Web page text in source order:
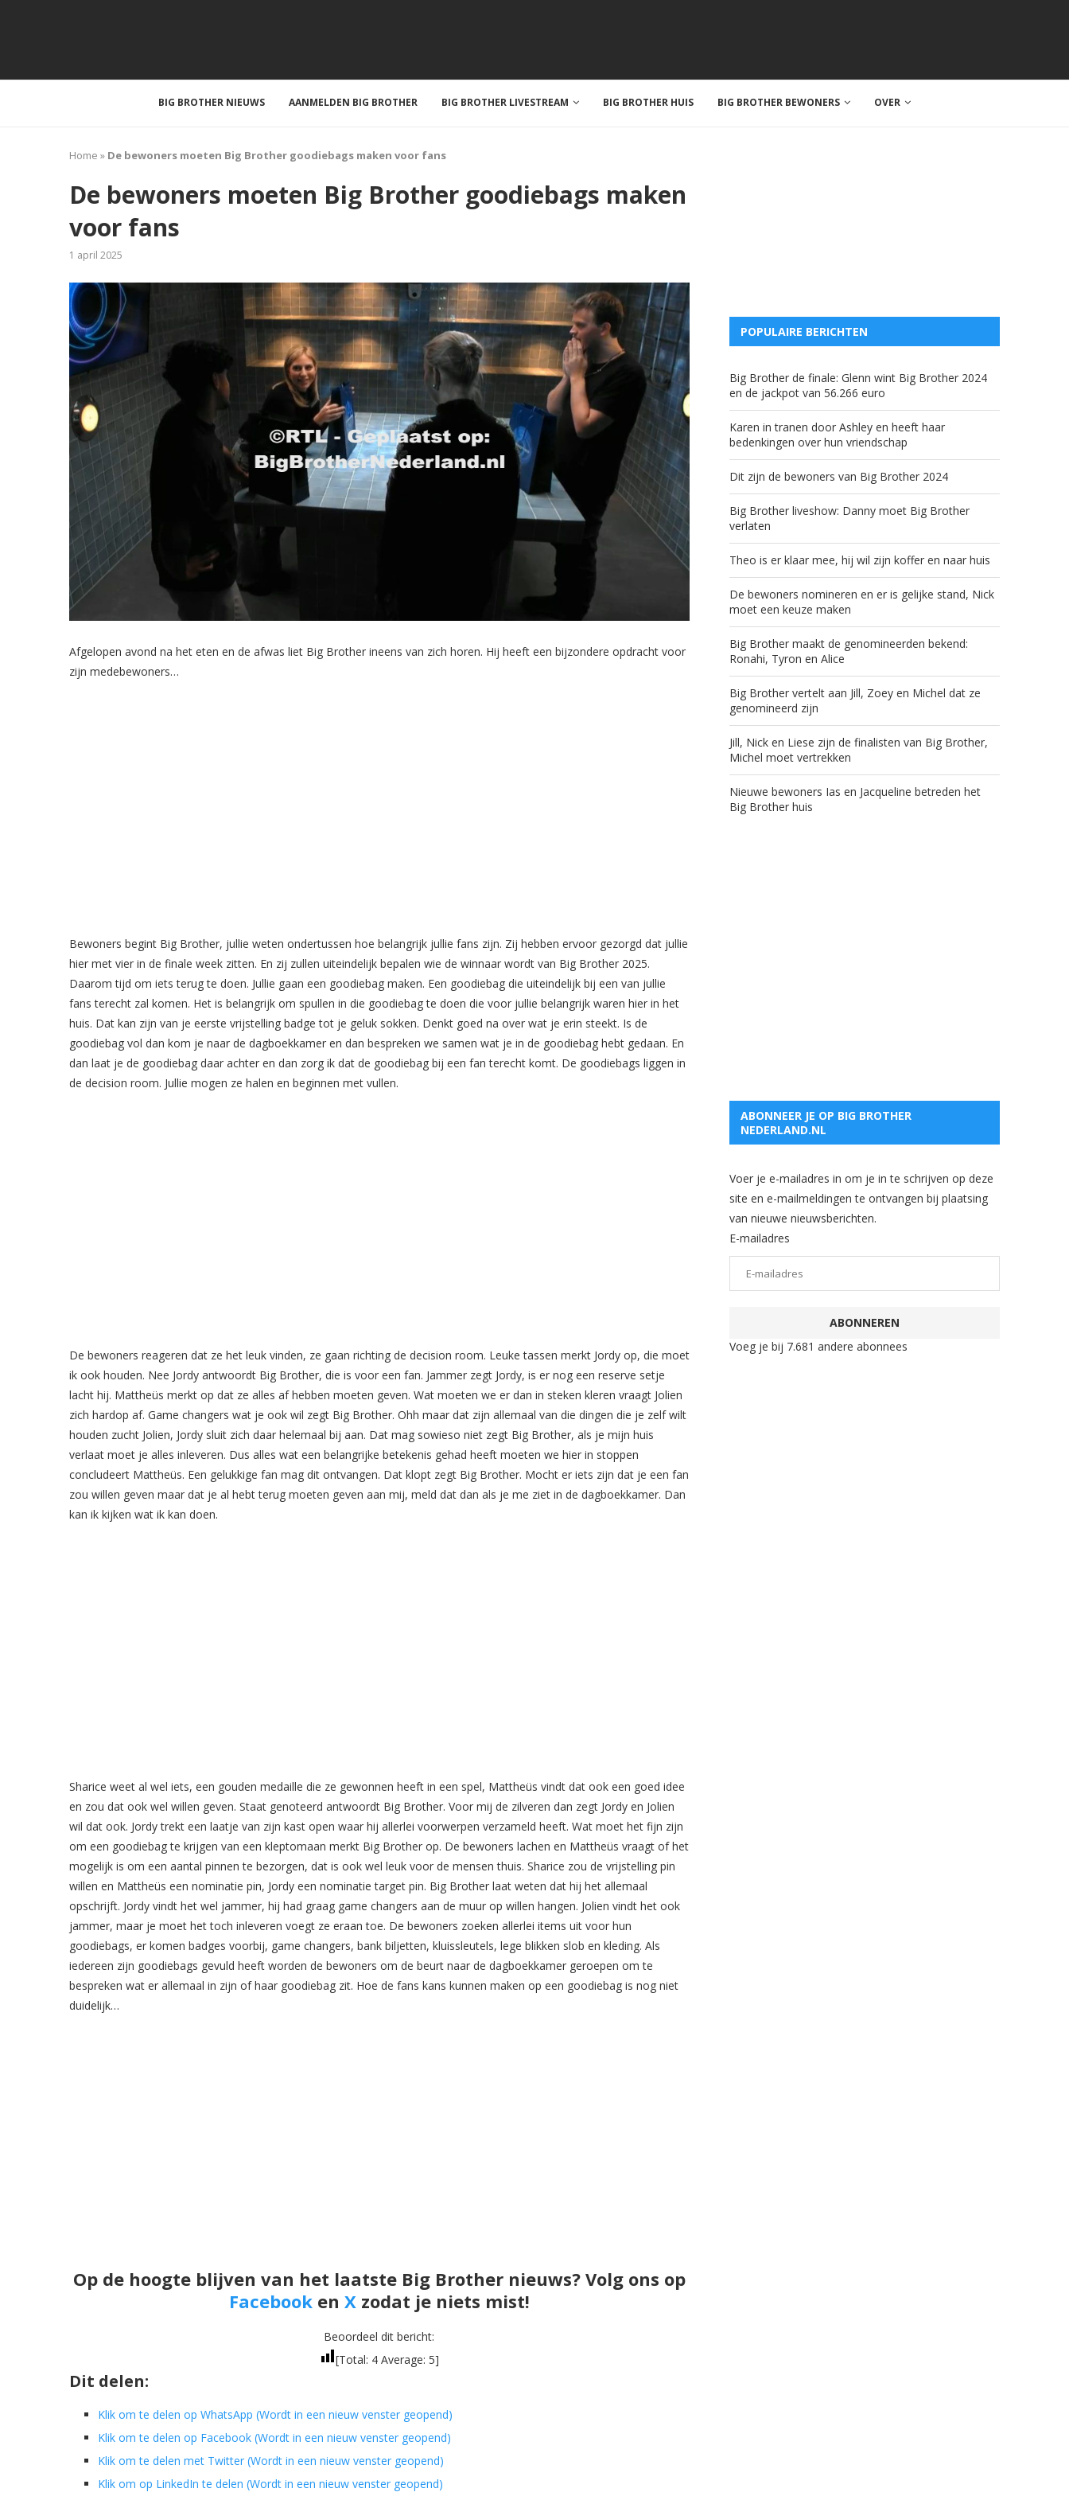
BIG BROTHER NIEUWS AANMELDEN BIG BROTHER BIG BROTHER LIVESTREAM BIG BROTHER HUIS BIG BROTHER BEWONERS OVER
Home » De bewoners moeten Big Brother goodiebags maken voor fans
De bewoners moeten Big Brother goodiebags maken
voor fans
1 april 2025
Afgelopen avond na het eten en de afwas liet Big Brother ineens van zich horen. Hij heeft een bijzondere opdracht voor
zijn medebewoners…
Bewoners begint Big Brother, jullie weten ondertussen hoe belangrijk jullie fans zijn. Zij hebben ervoor gezorgd dat jullie
hier met vier in de finale week zitten. En zij zullen uiteindelijk bepalen wie de winnaar wordt van Big Brother 2025.
Daarom tijd om iets terug te doen. Jullie gaan een goodiebag maken. Een goodiebag die uiteindelijk bij een van jullie
fans terecht zal komen. Het is belangrijk om spullen in die goodiebag te doen die voor jullie belangrijk waren hier in het
huis. Dat kan zijn van je eerste vrijstelling badge tot je geluk sokken. Denkt goed na over wat je erin steekt. Is de
goodiebag vol dan kom je naar de dagboekkamer en dan bespreken we samen wat je in de goodiebag hebt gedaan. En
dan laat je de goodiebag daar achter en dan zorg ik dat de goodiebag bij een fan terecht komt. De goodiebags liggen in
de decision room. Jullie mogen ze halen en beginnen met vullen.
De bewoners reageren dat ze het leuk vinden, ze gaan richting de decision room. Leuke tassen merkt Jordy op, die moet
ik ook houden. Nee Jordy antwoordt Big Brother, die is voor een fan. Jammer zegt Jordy, is er nog een reserve setje
lacht hij. Mattheüs merkt op dat ze alles af hebben moeten geven. Wat moeten we er dan in steken kleren vraagt Jolien
zich hardop af. Game changers wat je ook wil zegt Big Brother. Ohh maar dat zijn allemaal van die dingen die je zelf wilt
houden zucht Jolien, Jordy sluit zich daar helemaal bij aan. Dat mag sowieso niet zegt Big Brother, als je mijn huis
verlaat moet je alles inleveren. Dus alles wat een belangrijke betekenis gehad heeft moeten we hier in stoppen
concludeert Mattheüs. Een gelukkige fan mag dit ontvangen. Dat klopt zegt Big Brother. Mocht er iets zijn dat je een fan
zou willen geven maar dat je al hebt terug moeten geven aan mij, meld dat dan als je me ziet in de dagboekkamer. Dan
kan ik kijken wat ik kan doen.
Sharice weet al wel iets, een gouden medaille die ze gewonnen heeft in een spel, Mattheüs vindt dat ook een goed idee
en zou dat ook wel willen geven. Staat genoteerd antwoordt Big Brother. Voor mij de zilveren dan zegt Jordy en Jolien
wil dat ook. Jordy trekt een laatje van zijn kast open waar hij allerlei voorwerpen verzameld heeft. Wat moet het fijn zijn
om een goodiebag te krijgen van een kleptomaan merkt Big Brother op. De bewoners lachen en Mattheüs vraagt of het
mogelijk is om een aantal pinnen te bezorgen, dat is ook wel leuk voor de mensen thuis. Sharice zou de vrijstelling pin
willen en Mattheüs een nominatie pin, Jordy een nominatie target pin. Big Brother laat weten dat hij het allemaal
opschrijft. Jordy vindt het wel jammer, hij had graag game changers aan de muur op willen hangen. Jolien vindt het ook
jammer, maar je moet het toch inleveren voegt ze eraan toe. De bewoners zoeken allerlei items uit voor hun
goodiebags, er komen badges voorbij, game changers, bank biljetten, kluissleutels, lege blikken slob en kleding. Als
iedereen zijn goodiebags gevuld heeft worden de bewoners om de beurt naar de dagboekkamer geroepen om te
bespreken wat er allemaal in zijn of haar goodiebag zit. Hoe de fans kans kunnen maken op een goodiebag is nog niet
duidelijk…
Op de hoogte blijven van het laatste Big Brother nieuws? Volg ons op
Facebooken Xzodat je niets mist!
Beoordeel dit bericht:
[Total: 4Average: 5]
Dit delen:
Klik om te delen op WhatsApp (Wordt in een nieuw venster geopend)
Klik om te delen op Facebook (Wordt in een nieuw venster geopend)
Klik om te delen met Twitter (Wordt in een nieuw venster geopend)
Klik om op LinkedIn te delen (Wordt in een nieuw venster geopend)
POPULAIRE BERICHTEN
Big Brother de finale: Glenn wint Big Brother 2024
en de jackpot van 56.266 euro
Karen in tranen door Ashley en heeft haar
bedenkingen over hun vriendschap
Dit zijn de bewoners van Big Brother 2024
Big Brother liveshow: Danny moet Big Brother
verlaten
Theo is er klaar mee, hij wil zijn koffer en naar huis
De bewoners nomineren en er is gelijke stand, Nick
moet een keuze maken
Big Brother maakt de genomineerden bekend:
Ronahi, Tyron en Alice
Big Brother vertelt aan Jill, Zoey en Michel dat ze
genomineerd zijn
Jill, Nick en Liese zijn de finalisten van Big Brother,
Michel moet vertrekken
Nieuwe bewoners Ias en Jacqueline betreden het
Big Brother huis
ABONNEER JE OP BIG BROTHER
NEDERLAND.NL
Voer je e-mailadres in om je in te schrijven op deze
site en e-mailmeldingen te ontvangen bij plaatsing
van nieuwe nieuwsberichten.
E-mailadres
ABONNEREN
Voeg je bij 7.681 andere abonnees